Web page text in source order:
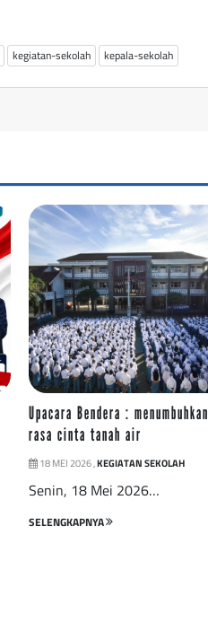
kegiatan-sekolah kepala-sekolah
Upacara Bendera : menumbuhkan
rasa cinta tanah air
18 MEI 2026 ,KEGIATAN SEKOLAH
Senin, 18 Mei 2026…
SELENGKAPNYA